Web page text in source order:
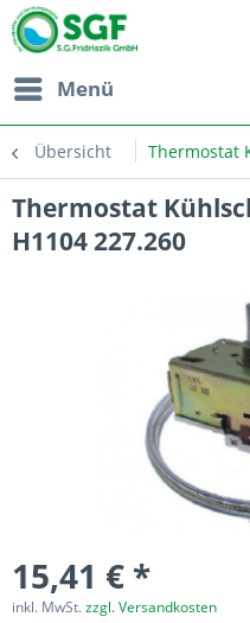
Menü
Übersicht Thermostat
Thermostat
H1104 227.260
15,41 € *
inkl. MwSt.zzgl. Versandkosten